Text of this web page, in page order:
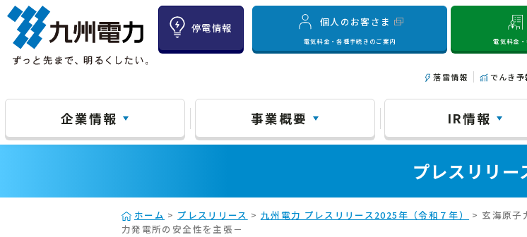
停電情報
個人のお客さま
電気料金・各種手続きのご案内 電気料金
落雷情報 でんき予
企業情報 事業概要 IR情報
プレスリリー
ホーム > プレスリリース > 九州電力 プレスリリース2025年（令和７年）
> 玄海原子
力発電所の安全性を主張－